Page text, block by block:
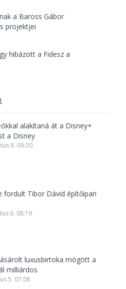
a Baross Gábor
projektjei
hibázott a Fidesz a
alakítaná át a Disney+
a Disney
6. 09:30
fordult Tibor Dávid építőipari
6. 08:19
luxusbirtoka mögött a
milliárdos
5. 07:08